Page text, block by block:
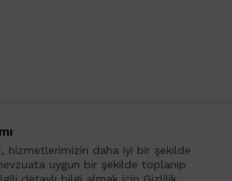
Ürünlerini Senin İçin Seçtik!
hizmetlerimizin daha iyi bir şekilde
uygun bir şekilde toplanıp